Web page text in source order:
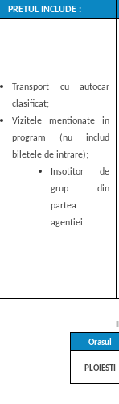
PRETUL INCLUDE :
Transport cu autocar
clasificat;
Vizitele mentionate in
program (nu includ
biletele de intrare);
Insotitor de
grup din
partea
agentiei.
Orasul
PLOIESTI